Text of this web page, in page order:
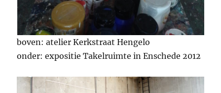
boven: atelier Kerkstraat Hengelo
onder: expositie Takelruimte in Enschede 2012